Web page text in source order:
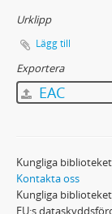
Urklipp
Lägg till
Exportera
EAC
Kungliga biblioteket
Kontakta oss
Kungliga
EU:s